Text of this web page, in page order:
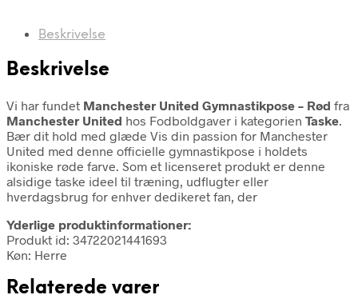
Beskrivelse
Beskrivelse
Vi har fundet Manchester United Gymnastikpose – Rød fra
Manchester United hos Fodboldgaver i kategorien Taske.
Bær dit hold med glæde Vis din passion for Manchester
United med denne officielle gymnastikpose i holdets
ikoniske røde farve. Som et licenseret produkt er denne
alsidige taske ideel til træning, udflugter eller
hverdagsbrug for enhver dedikeret fan, der
Yderlige produktinformationer:
Produkt id: 34722021441693
Køn: Herre
Relaterede varer